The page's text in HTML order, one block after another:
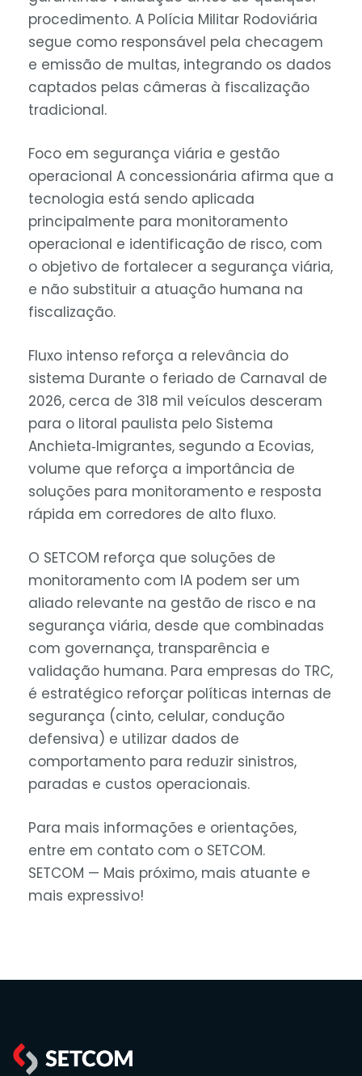
procedimento. A Polícia Militar Rodoviária
segue como responsável pela checagem
e emissão de multas, integrando os dados
captados pelas câmeras à fiscalização
tradicional.
Foco em segurança viária e gestão
operacional A concessionária afirma que a
tecnologia está sendo aplicada
principalmente para monitoramento
operacional e identificação de risco, com
o objetivo de fortalecer a segurança viária,
e não substituir a atuação humana na
fiscalização.
Fluxo intenso reforça a relevância do
sistema Durante o feriado de Carnaval de
2026, cerca de 318 mil veículos desceram
para o litoral paulista pelo Sistema
Anchieta‑Imigrantes, segundo a Ecovias,
volume que reforça a importância de
soluções para monitoramento e resposta
rápida em corredores de alto fluxo.
O SETCOM reforça que soluções de
monitoramento com IA podem ser um
aliado relevante na gestão de risco e na
segurança viária, desde que combinadas
com governança, transparência e
validação humana. Para empresas do TRC,
é estratégico reforçar políticas internas de
segurança (cinto, celular, condução
defensiva) e utilizar dados de
comportamento para reduzir sinistros,
paradas e custos operacionais.
Para mais informações e orientações,
entre em contato com o SETCOM.
SETCOM — Mais próximo, mais atuante e
mais expressivo!